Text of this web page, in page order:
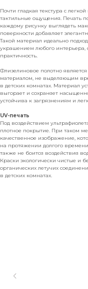
Почти гладкая текстура с
тактильные ощущения. Печать
каждому рисунку выглядеть
поверхности добавляет
Такой материал идеально
украшением любого интерьера,
практичность.
Флизелиновое полотно
материалом, не выделяющим
в детских комнатах. Материал
выгорает и сохраняет
устойчива к загрязнениям и
UV-печать
Под воздействием
плотное покрытие. При таком
качественное изображение,
на протяжении долгого
также не боится воздействия
Краски экологически чистые и
органических летучих
в детских комнатах.